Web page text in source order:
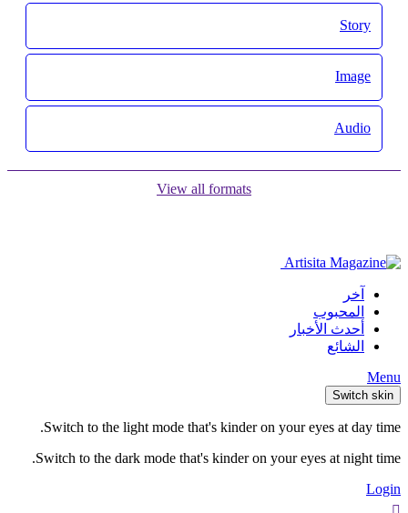
Story
Image
Audio
View all formats
آخر
المحبوب
أحدث الأخبار
الشائع
Menu
Switch skin
Switch to the light mode that's kinder on your eyes at day time.
Switch to the dark mode that's kinder on your eyes at night time.
Login